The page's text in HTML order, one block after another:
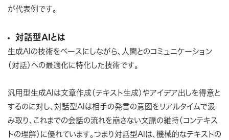
が代表例です。
対話型AIとは
生成AIの技術をベースにしながら、人間とのコミュニケーション
（対話）への最適化に特化した技術です。
汎用型生成AIは文章作成（テキスト生成）やアイデア出しを得意と
するのに対し、対話型AIは相手の発言の意図をリアルタイムで汲
み取り、これまでの会話の流れを崩さない文脈の維持（コンテキス
トの理解）に優れています。つまり対話型AIは、機械的なテキストの